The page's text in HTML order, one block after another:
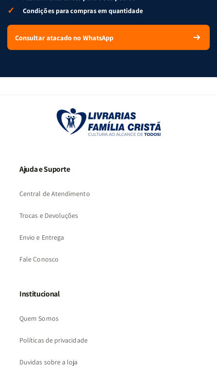
✓ Condições para compras em quantidade
Consultar atacado no WhatsApp
Ajuda e Suporte
Central de Atendimento
Trocas e Devoluções
Envio e Entrega
Fale Conosco
Institucional
Quem Somos
Políticas de privacidade
Duvidas sobre a loja